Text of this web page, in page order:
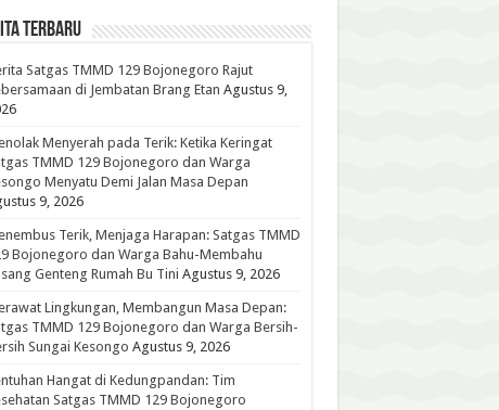
TERBARU
Satgas TMMD 129 Bojonegoro Rajut
di Jembatan Brang Etan Agustus 9,
Menyerah pada Terik: Ketika Keringat
TMMD 129 Bojonegoro dan Warga
Menyatu Demi Jalan Masa Depan
9, 2026
Terik, Menjaga Harapan: Satgas TMMD
Bojonegoro dan Warga Bahu-Membahu
Genteng Rumah Bu Tini Agustus 9, 2026
Lingkungan, Membangun Masa Depan:
TMMD 129 Bojonegoro dan Warga Bersih-
Sungai Kesongo Agustus 9, 2026
Hangat di Kedungpandan: Tim
Satgas TMMD 129 Bojonegoro